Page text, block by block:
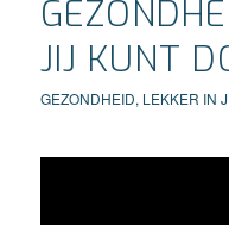
JIJ KUNT
GEZONDHEID, LEKKER IN